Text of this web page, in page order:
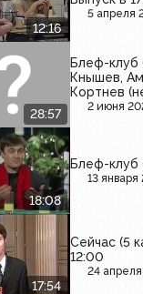
12:16
5 апреля
28:57
Блеф-клуб
Кнышев,
Кортнев
2 июня
18:08
Блеф-клуб
13 января
17:54
Сейчас (5
12:00
24